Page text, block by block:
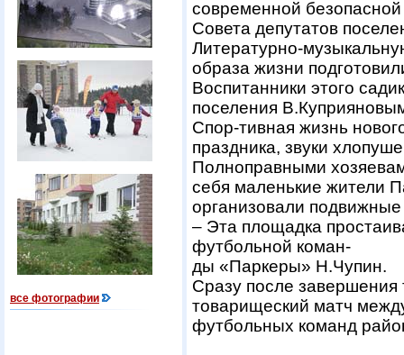
все фотографии
современной
Совета депутатов
Литературно-
образа жизни
Воспитанники этого
поселения
Спор-тивная жизнь
праздника, звуки
Полноправными
себя маленькие жители
организовали
– Эта площадка
футбольной коман-
ды «Паркеры» Н.Чупин.
Сразу после
товарищеский матч
футбольных команд